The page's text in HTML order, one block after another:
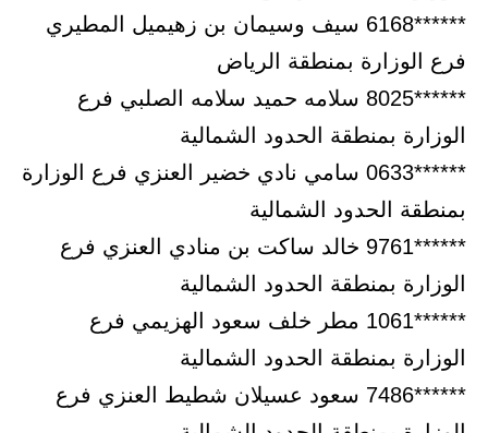
******6168 سيف وسيمان بن زهيميل المطيري
فرع الوزارة بمنطقة الرياض
******8025 سلامه حميد سلامه الصلبي فرع
الوزارة بمنطقة الحدود الشمالية
******0633 سامي نادي خضير العنزي فرع الوزارة
بمنطقة الحدود الشمالية
******9761 خالد ساكت بن منادي العنزي فرع
الوزارة بمنطقة الحدود الشمالية
******1061 مطر خلف سعود الهزيمي فرع
الوزارة بمنطقة الحدود الشمالية
******7486 سعود عسيلان شطيط العنزي فرع